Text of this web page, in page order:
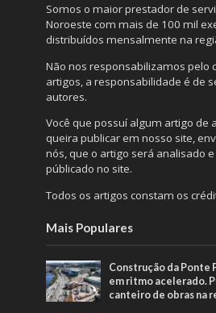
Somos o maior prestador de
Noroeste com mais de 100 mil
distribuídos mensalmente na
Não nos responsabilizamos pelo
artigos, a responsabilidade é de
autores.
Você que possuí algum artigo de
queira publicar em nosso site,
nós, que o artigo será analisado
públicado no site.
Todos os artigos constam os
Mais Populares
Construção da Ponte
em ritmo acelerado.
canteiro de obras na